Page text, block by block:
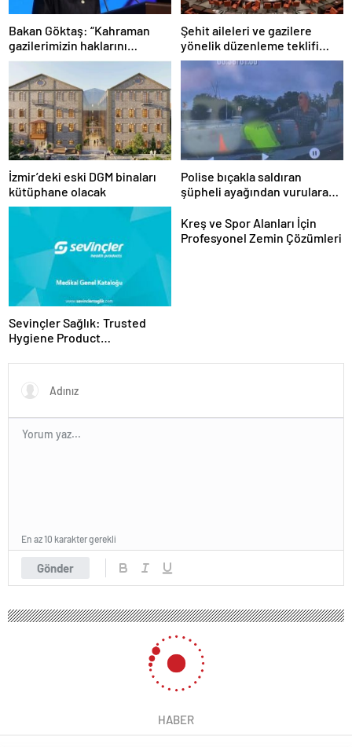
Bakan Göktaş: “Kahraman
gazilerimizin haklarını
güçlendiren yeni bir dönemin
kapılarını aralıyoruz”
Şehit aileleri ve gazilere
yönelik düzenleme teklifi
Meclis’te kabul edildi
İzmir’deki eski DGM binaları
kütüphane olacak
Polise bıçakla saldıran
şüpheli ayağından vurularak
Sevinçler Sağlık: Trusted
Hygiene Product
Kreş ve Spor Alanları İçin
Profesyonel Zemin Çözümleri
Gönder
En az 10 karakter gerekli
HABER